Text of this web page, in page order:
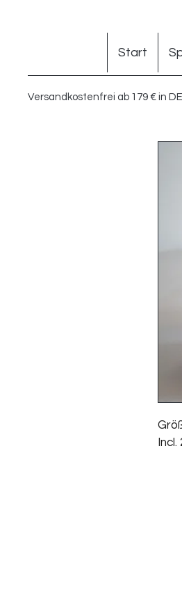
Versandkostenfrei ab 179 € in DE
Start